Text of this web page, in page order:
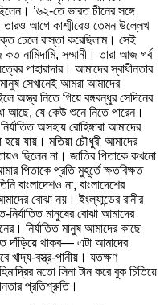
’৬২-তে ভারত চীনের সঙ্গে
তারও আগে কাশ্মীরেও তেমন উল্লেখ
ঢেলে রাস্তা করেছিলাম। সেই
নামিদামি, সম্মানী। তারা আজ গর্ব
পাহারাদার। আমাদের স্বাধীনতার
সেখানেই আমরা আমাদের
অস্ত্র নিতে গিয়ে বঙ্গবন্ধুর সেদিনের
আছে, যে কেউ শুনে নিতে পারেন।
অসহায় রোহিঙ্গারা আমাদের
যায়। মতিয়া চৌধুরী আমাদের
ছিলেন না। জাতির পিতাকে কখনো
পিতাকে প্রতি মুহূর্তে ক্ষতবিক্ষত
বাংলাদেশও না, বাংলাদেশের
বোঝা নয়। ইংল্যান্ডের রানীর
মানুষের বোঝা আমাদের
নির্যাতিত মানুষ আমাদের কাছে
থাকব— এটা আমাদের
বস্ত্র-পানীয়। যতক্ষণ
মতো সিনা টান করে বুক চিতিয়ে
প্রতিশ্রুতি।